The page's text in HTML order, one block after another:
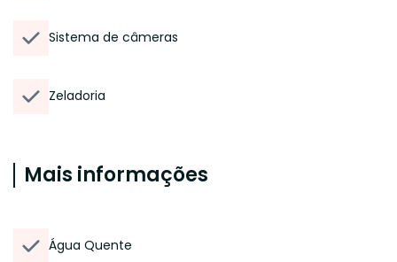
Sistema de câmeras
Zeladoria
Mais informações
Água Quente